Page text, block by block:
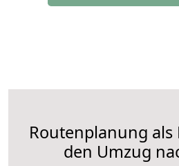
Routenplanung
den Umzug